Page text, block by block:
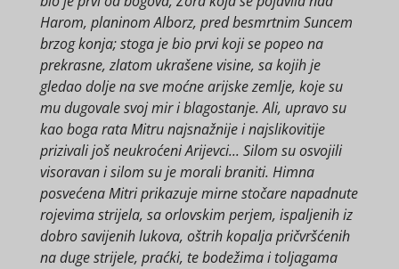
Harom, planinom Alborz, pred besmrtnim Suncem
brzog konja; stoga je bio prvi koji se popeo na
prekrasne, zlatom ukrašene visine, sa kojih je
gledao dolje na sve moćne arijske zemlje, koje su
mu dugovale svoj mir i blagostanje. Ali, upravo su
kao boga rata Mitru najsnažnije i najslikovitije
prizivali još neukroćeni Arijevci... Silom su osvojili
visoravan i silom su je morali braniti. Himna
posvećena Mitri prikazuje mirne stočare napadnute
rojevima strijela, sa orlovskim perjem, ispaljenih iz
dobro savijenih lukova, oštrih kopalja pričvršćenih
na duge strijele, praćki, te bodežima i toljagama